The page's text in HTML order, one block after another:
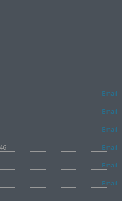
Email
Email
Email
Email
Email
Email